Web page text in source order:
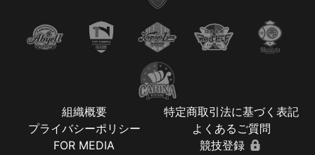
組織概要
特定商取引法に基づく表記
プライバシーポリシー
よくあるご質問
FOR MEDIA
競技登録